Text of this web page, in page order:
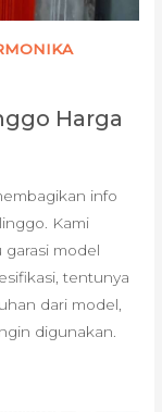
Harga
info
Kami
model
tentunya
dari model,
digunakan.